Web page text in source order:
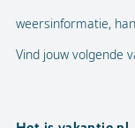
weersinformatie,
Vind jouw volgende